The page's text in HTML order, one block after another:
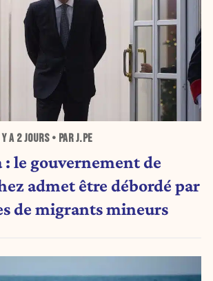
A2 JOURS• PAR J.PE
: le gouvernement de
admet être débordé par
de migrants mineurs